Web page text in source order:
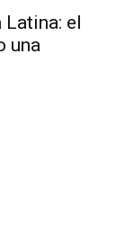
el
una